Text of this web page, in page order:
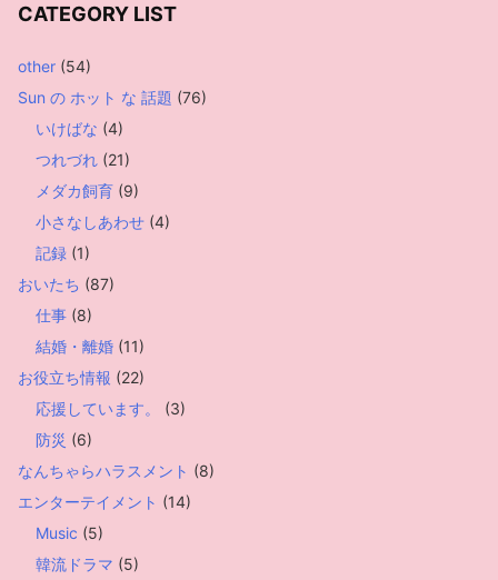
CATEGORY LIST
other (54)
Sun の ホット な 話題 (76)
いけばな (4)
つれづれ (21)
メダカ飼育 (9)
小さなしあわせ (4)
記録 (1)
おいたち (87)
仕事 (8)
結婚・離婚 (11)
お役立ち情報 (22)
応援しています。
(3)
防災 (6)
なんちゃらハラスメント (8)
エンターテイメント (14)
Music (5)
韓流ドラマ (5)